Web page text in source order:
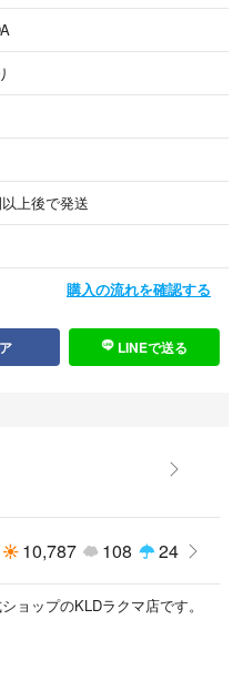
ご了承ください。
お、タグが欠品している商品の
でご了承ください。
上後で発送
購入の流れを確認する
LINEで送る
10,787 108 24
ョップのKLDラクマ店です。